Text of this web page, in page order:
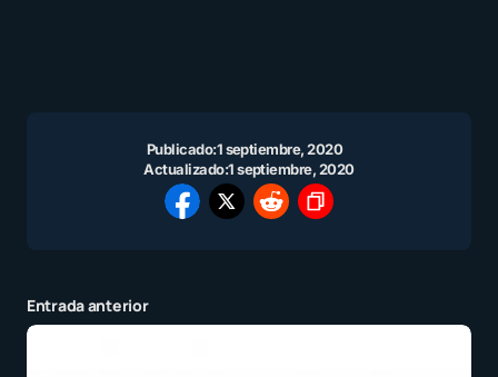
Publicado:1 septiembre, 2020
Actualizado:1 septiembre, 2020
Entrada anterior